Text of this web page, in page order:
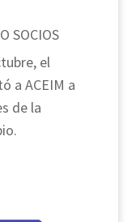
SOCIOS
el
a ACEIM a
de la